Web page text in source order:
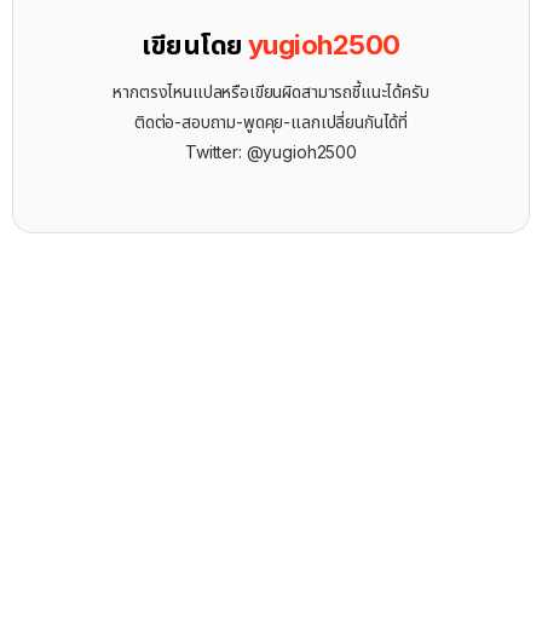
เขียนโดยyugioh2500
หากตรงไหนแปลหรือเขียนผิดสามารถชี้แนะได้ครับ
ติดต่อ-สอบถาม-พูดคุย-แลกเปลี่ยนกันได้ที่
Twitter: @yugioh2500